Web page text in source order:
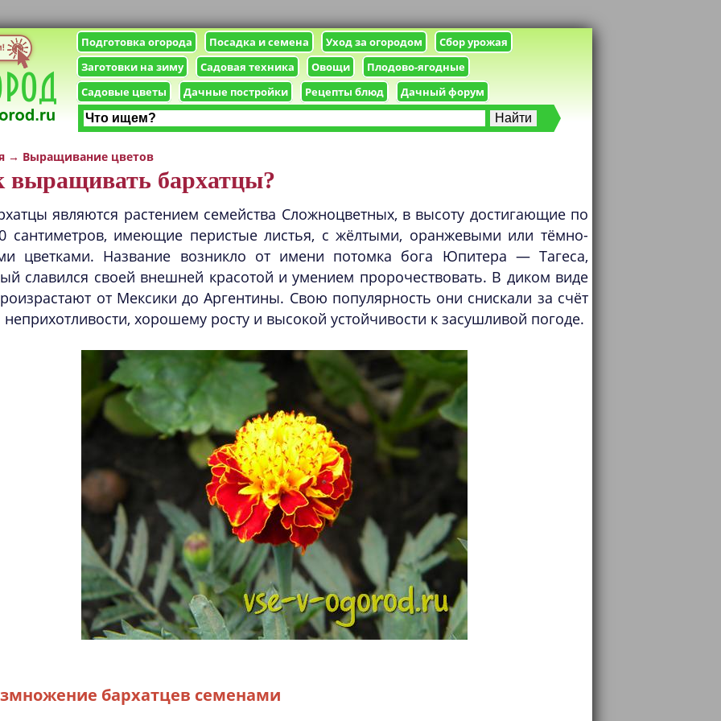
Подготовка огорода Посадка и семена Уход за огородом
Сбор урожая
Заготовки на зиму
Садовая техника Овощи
Плодово-ягодные
Садовые цветы
Дачные постройки Рецепты блюд Дачный форум
→ Выращивание цветов
выращивать бархатцы?
являются растением семейства Сложноцветных, в высоту достигающие по
сантиметров, имеющие перистые листья, с жёлтыми, оранжевыми или тёмно-
цветками. Название возникло от имени потомка бога Юпитера — Тагеса,
славился своей внешней красотой и умением пророчествовать. В диком виде
от Мексики до Аргентины. Свою популярность они снискали за счёт
неприхотливости, хорошему росту и высокой устойчивости к засушливой погоде.
бархатцев семенами